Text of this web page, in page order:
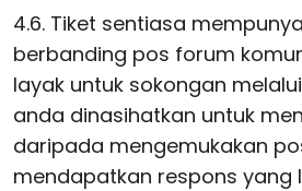
4.6. Tiket sentiasa
berbanding pos forum
layak untuk sokongan
anda dinasihatkan untuk
daripada mengemukakan
mendapatkan respons yang